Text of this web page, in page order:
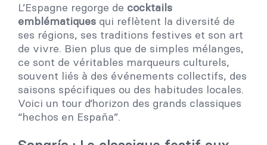
L’Espagne regorge de cocktails
emblématiquesqui reflètent la diversité de
ses régions, ses traditions festives et son art
de vivre. Bien plus que de simples mélanges,
ce sont de véritables marqueurs culturels,
souvent liés à des événements collectifs, des
saisons spécifiques ou des habitudes locales.
Voici un tour d’horizon des grands classiques
“hechos en España”.